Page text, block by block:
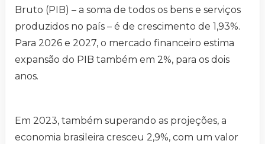
Bruto (PIB) – a soma de todos os bens e serviços
produzidos no país – é de crescimento de 1,93%.
Para 2026 e 2027, o mercado financeiro estima
expansão do PIB também em 2%, para os dois
anos.
Em 2023, também superando as projeções, a
economia brasileira cresceu 2,9%, com um valor